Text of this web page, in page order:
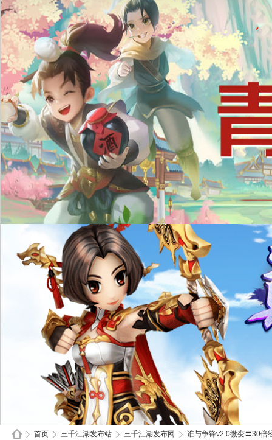
首页 三千江湖发布站 三千江湖发布网 谁与争锋v2.0微变〓30倍